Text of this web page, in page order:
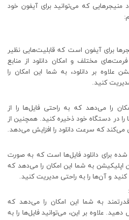
منیجرهایی که می‌توانید برای آیفون خود
برای آیفون است که قابلیت‌هایی نظیر
مختلف و امکان دانلود از منابع
علاوه بر دانلود، به شما این امکان را
کنید.
را می‌دهد که به راحتی فایل‌ها را از
را در دستگاه خود ذخیره کنید. همچنین از
می‌کند که سرعت دانلود را افزایش می‌دهد.
برای دانلود فایل‌ها است که به صورت
اپلیکیشن به شما این امکان را می‌دهد که
کنید و آن‌ها را به راحتی مدیریت کنید.
به شما این امکان را می‌دهد که
علاوه بر این، می‌توانید فایل‌ها را به